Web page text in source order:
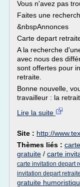
Vous n'avez pas
Faites une
&nbspAnnonces
Carte depart
A la recherche
avec nous des
sont offertes pour
retraite.
Bonne nouvelle,
travailleur : la
Lire la suite
Site : http://
Thèmes liés :
gratuite / carte
carte invitation depart
invitation depart
gratuite